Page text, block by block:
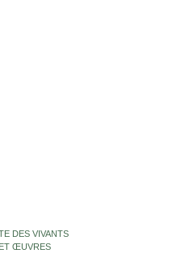
DES VIVANTS
ŒUVRES